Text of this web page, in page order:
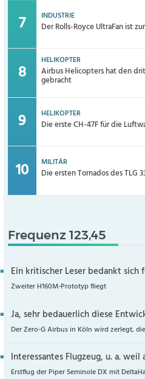
INDUSTRIE
Der Rolls-Royce UltraFan ist
HELIKOPTER
Airbus Helicopters hat den
gebracht
HELIKOPTER
Die erste CH-47F für die
MILITÄR
Die ersten Tornados des TLG
Frequenz 123,45
Ein kritischer Leser bedankt sich
Zweiter H160M-Prototyp fliegt
Ja, sehr bedauerlich diese
Der Zero-G Airbus in Köln wird zerlegt,
Interessantes Flugzeug, u. a.
Erstflug der Piper Seminole DX mit